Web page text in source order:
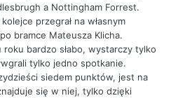
a Nottingham Forrest.
przegrał na własnym
bramce Mateusza Klicha.
bardzo słabo, wystarczy tylko
tylko jedno spotkanie.
siedem punktów, jest na
się w niej, tylko dzięki